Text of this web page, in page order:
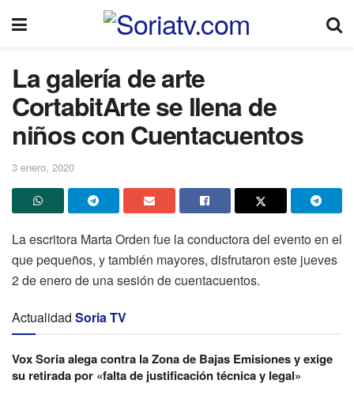
La galería de arte
CortabitArte se llena de
niños con Cuentacuentos
3 enero, 2020
La escritora Marta Orden fue la conductora del evento en el
que pequeños, y también mayores, disfrutaron este jueves
2 de enero de una sesión de cuentacuentos.
Actualidad Soria TV
Vox Soria alega contra la Zona de Bajas Emisiones y exige
su retirada por «falta de justificación técnica y legal»